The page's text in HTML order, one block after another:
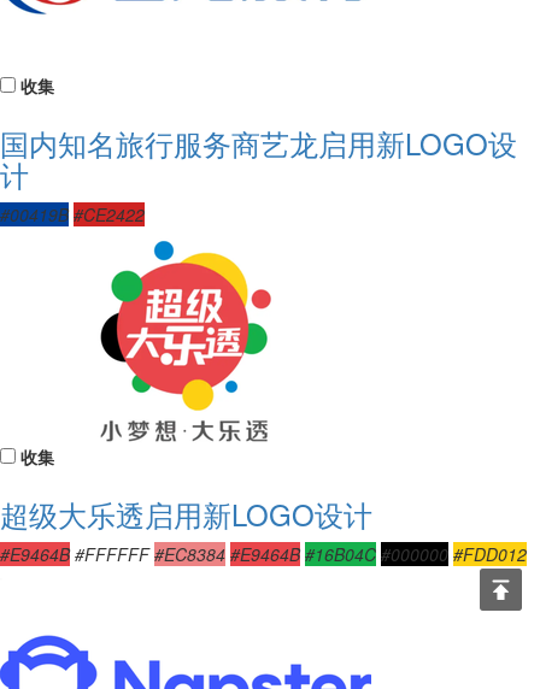
收集
国内知名旅行服务商艺龙启用新LOGO设
计
#00419B #CE2422
收集
超级大乐透启用新LOGO设计
#E9464B #FFFFFF #EC8384 #E9464B #16B04C #000000 #FDD012